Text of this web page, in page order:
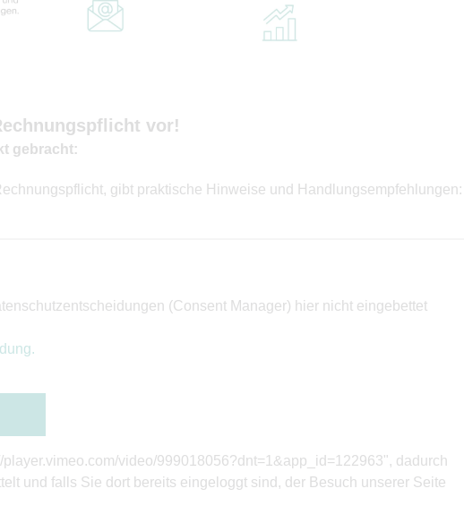
vor!
gebracht:
gibt praktische Hinweise und Handlungsempfehlungen:
(Consent Manager) hier nicht eingebettet
video/999018056?dnt=1&app_id=122963", dadurch
und falls Sie dort bereits eingeloggt sind, der Besuch unserer Seite